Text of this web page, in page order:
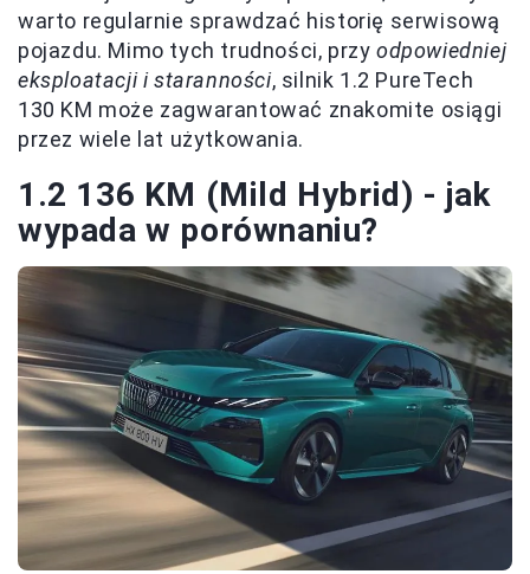
warto regularnie sprawdzać historię serwisową
pojazdu. Mimo tych trudności, przyodpowiedniej
eksploatacji i staranności, silnik 1.2 PureTech
130 KM może zagwarantować znakomite osiągi
przez wiele lat użytkowania.
1.2 136 KM (Mild Hybrid) - jak
wypada w porównaniu?